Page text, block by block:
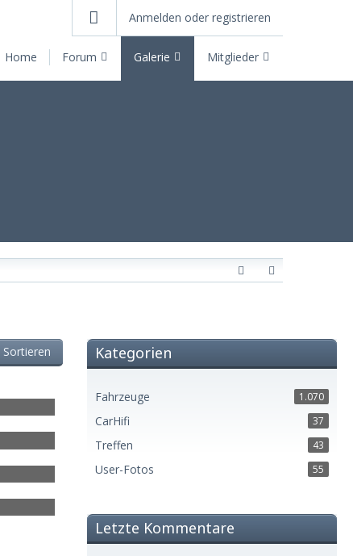
Home Forum Galerie Mitglieder
Anmelden oder registrieren
Sortieren Kategorien
Fahrzeuge 1.070
CarHifi 37
Treffen 43
User-Fotos 55
Letzte Kommentare